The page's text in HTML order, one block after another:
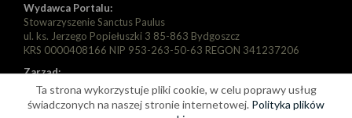
Wydawca Portalu:
Stowarzyszenie Sanctus Paulus
ul. ks. Jerzego Popiełuszki 3 85-863 Bydgoszcz
KRS 0000408166 NIP 953-263-50-63 REGON 341237206
Zarząd:
Prezes: Piotr Florek
Wiceprezes: Paweł Szarapka
Wiceprezes: Michał Jędryka
Ta strona wykorzystuje pliki cookie, w celu poprawy usług
świadczonych na naszej stronie internetowej. Polityka plików